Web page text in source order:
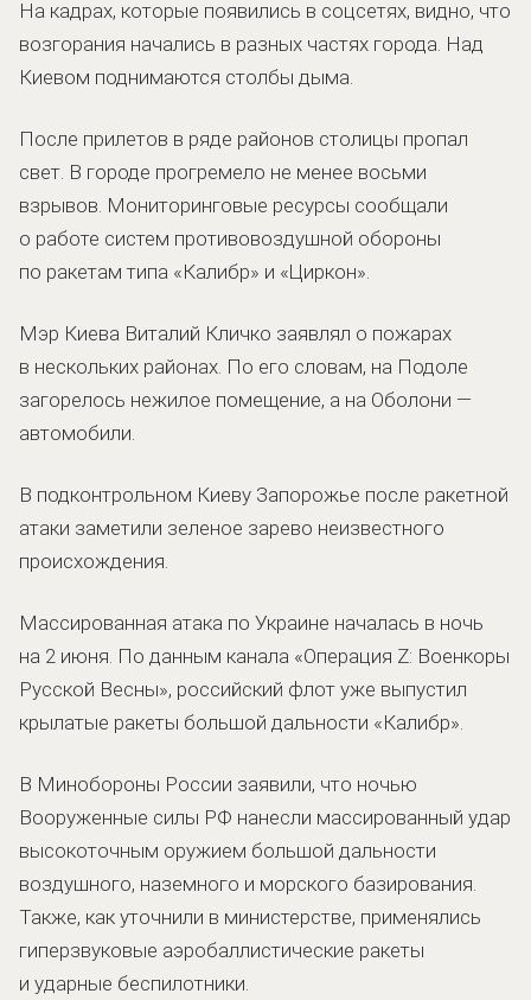
На кадрах, которые появились в соцсетях, видно, что
возгорания начались в разных частях города. Над
Киевом поднимаются столбы дыма.
После прилетов в ряде районов столицы пропал
свет. В городе прогремело не менее восьми
взрывов. Мониторинговые ресурсы сообщали
о работе систем противовоздушной обороны
по ракетам типа «Калибр» и «Циркон».
Мэр Киева Виталий Кличко заявлял о пожарах
в нескольких районах. По его словам, на Подоле
загорелось нежилое помещение, а на Оболони —
автомобили.
В подконтрольном Киеву Запорожье после ракетной
атаки заметили зеленое зарево неизвестного
происхождения.
Массированная атака по Украине началась в ночь
на 2 июня. По данным канала «Операция Z: Военкоры
Русской Весны», российский флот уже выпустил
крылатые ракеты большой дальности «Калибр».
В Минобороны России заявили, что ночью
Вооруженные силы РФ нанесли массированный удар
высокоточным оружием большой дальности
воздушного, наземного и морского базирования.
Также, как уточнили в министерстве, применялись
гиперзвуковые аэробаллистические ракеты
и ударные беспилотники.